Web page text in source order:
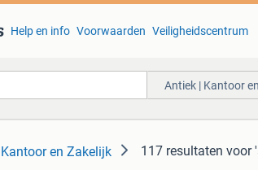
Help en info Voorwaarden Veiligheidscentrum
Antiek | Kantoor
en Zakelijk 117 resultaten voor